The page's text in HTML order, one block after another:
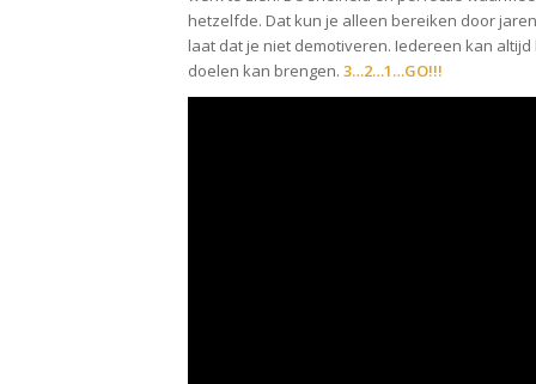
hetzelfde. Dat kun je alleen bereiken door
laat dat je niet demotiveren. Iedereen kan
doelen kan brengen. 3…2…1…GO!!!